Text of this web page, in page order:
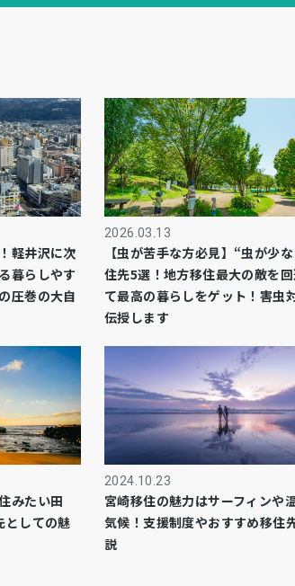
軽井沢に次
暮らしやす
圧巻の大自
2026.03.13
【虫が苦手な方必見】“虫が少
住先5選！地方移住最大の敵を
て最高の暮らしをゲット！害虫
伝授します
みたい田
としての魅
2024.10.23
宮崎移住の魅力はサーフィンや
気候！支援制度やおすすめ移住
説